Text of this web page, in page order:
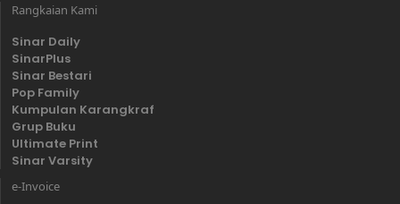
Rangkaian Kami
Sinar Daily
SinarPlus
Sinar Bestari
Pop Family
Kumpulan Karangkraf
Grup Buku
Ultimate Print
Sinar Varsity
e-Invoice